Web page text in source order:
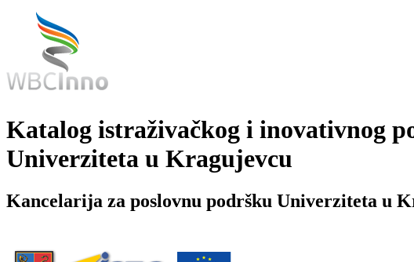
Katalog istraživačkog i inovativnog
Univerziteta u Kragujevcu
Kancelarija za poslovnu podršku Univerziteta u